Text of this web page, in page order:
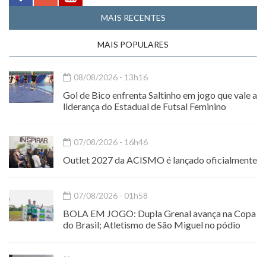
MAIS RECENTES
MAIS POPULARES
08/08/2026 - 13h16
Gol de Bico enfrenta Saltinho em jogo que vale a
liderança do Estadual de Futsal Feminino
07/08/2026 - 16h46
Outlet 2027 da ACISMO é lançado oficialmente
07/08/2026 - 01h58
BOLA EM JOGO: Dupla Grenal avança na Copa
do Brasil; Atletismo de São Miguel no pódio